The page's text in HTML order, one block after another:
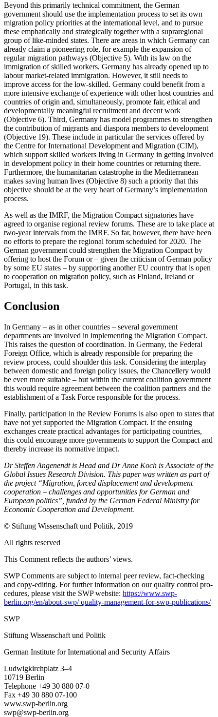
Beyond this primarily technical commitment, the German
government should use the implementation process to set its own
migration policy priorities at the inter­national level, and to pursue
these emphati­cally and strategically together with a supra­regional
group of like-minded states. There are areas in which Germany can
already claim a pioneering role, for exam­ple the expansion of
regular migration pathways (Objective 5). With its law on the
immigration of skilled workers, Germany has al­ready opened up to
labour market-related immi­gration. However, it still needs to
improve access for the low-skilled. Germany could benefit from a
more intensive exchange of experience with other host countries and
countries of origin and, simultaneously, promote fair, ethical and
developmentally meaningful recruitment and decent work
(Objective 6). Third, Germany has model programmes to strengthen
the contribution of migrants and diaspora members to devel­opment
(Objective 19). These include in par­ticular the services offered by
the Centre for International Development and Migration (CIM),
which support skilled workers living in Germany in getting involved
in develop­ment policy in their home countries or returning there.
Furthermore, the humanitarian catastrophe in the Mediterranean
makes saving human lives (Objective 8) such a priority that this
objective should be at the very heart of Germany’s implementa­tion
process.
As well as the IMRF, the Migration Com­pact signatories have
agreed to organise regional review forums. These are to take place at
two-year intervals from the IMRF. So far, however, there have been
no efforts to prepare the regional forum scheduled for 2020. The
German government could strengthen the Migration Compact by
offer­ing to host the Forum or – given the criti­cism of German policy
by some EU states – by supporting another EU country that is open
to cooperation on migration policy, such as Finland, Ireland or
Portugal, in this task.
Conclusion
In Germany – as in other countries – sev­eral government
departments are involved in implementing the Migration Compact.
This raises the question of co­ordination. In Germany, the Federal
Foreign Office, which is already responsible for pre­paring the
review process, could shoulder this task. Con­sidering the inter­play
between domestic and foreign policy issues, the Chancellery would
be even more suitable – but within the current coalition government
this would require agreement between the coalition partners and the
establishment of a Task Force responsible for the process.
Finally, participation in the Review Forums is also open to states that
have not yet supported the Migration Compact. If the ensuing
exchanges create practical advan­tages for participating countries,
this could encourage more governments to support the Compact and
thereby increase its nor­ma­tive impact.
Dr Steffen Angenendt is Head and Dr Anne Koch is Associate of the
Global Issues Research Division. This paper was written as part of
the project “Migration, forced displacement and development
cooperation – challenges and opportunities for German and
European politics”, funded by the German Federal Ministry for
Economic Cooperation and Development.
© Stiftung Wissenschaft und Politik, 2019
All rights reserved
This Comment reflects the authors’ views.
SWP Comments are subject to internal peer review, fact-checking
and copy-editing. For further information on our quality control pro­
cedures, please visit the SWP website: https://www.swp-
berlin.org/en/about-swp/ quality-management-for-swp-publications/
SWP
Stiftung Wissenschaft und Politik
German Institute for International and Security Affairs
Ludwigkirchplatz 3–4
10719 Berlin
Telephone +49 30 880 07-0
Fax +49 30 880 07-100
www.swp-berlin.org
swp@swp-berlin.org